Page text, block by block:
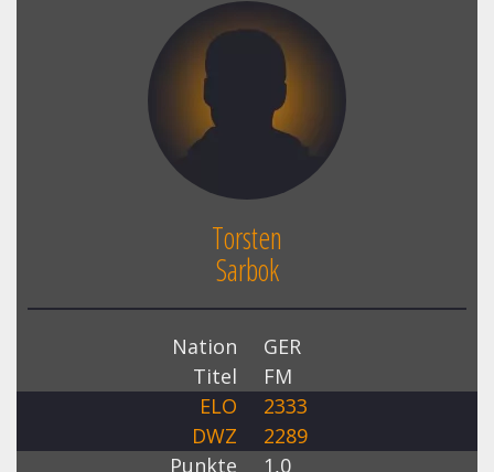
Torsten
Sarbok
Nation
GER
Titel
FM
ELO
2333
DWZ
2289
Punkte
1,0